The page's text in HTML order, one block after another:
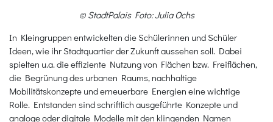
© StadtPalais Foto: Julia Ochs
In Kleingruppen entwickelten die Schülerinnen und Schüler
Ideen, wie ihr Stadtquartier der Zukunft aussehen soll. Dabei
spielten u.a. die effiziente Nutzung von Flächen bzw. Freiflächen,
die Begrünung des urbanen Raums, nachhaltige
Mobilitätskonzepte und erneuerbare Energien eine wichtige
Rolle. Entstanden sind schriftlich ausgeführte Konzepte und
analoge oder digitale Modelle mit den klingenden Namen